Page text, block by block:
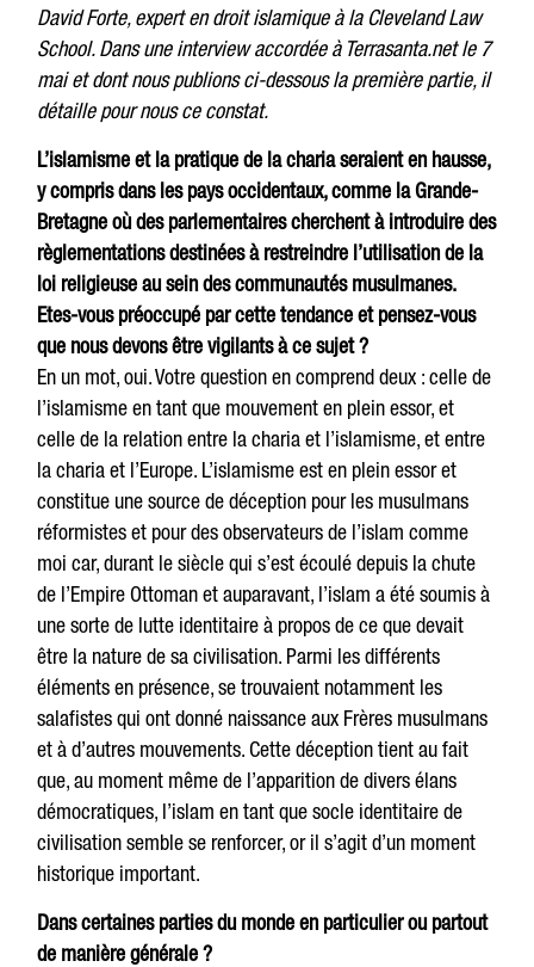
David Forte, expert en droit islamique à la Cleveland Law
School. Dans une interview accordée à Terrasanta.net le 7
mai et dont nous publions ci-dessous la première partie, il
détaille pour nous ce constat.
L’islamisme et la pratique de la charia seraient en hausse,
y compris dans les pays occidentaux, comme la Grande-
Bretagne où des parlementaires cherchent à introduire des
règlementations destinées à restreindre l’utilisation de la
loi religieuse au sein des communautés musulmanes.
Etes-vous préoccupé par cette tendance et pensez-vous
que nous devons être vigilants à ce sujet ?
En un mot, oui. Votre question en comprend deux : celle de
l’islamisme en tant que mouvement en plein essor, et
celle de la relation entre la charia et l’islamisme, et entre
la charia et l’Europe. L’islamisme est en plein essor et
constitue une source de déception pour les musulmans
réformistes et pour des observateurs de l’islam comme
moi car, durant le siècle qui s’est écoulé depuis la chute
de l’Empire Ottoman et auparavant, l’islam a été soumis à
une sorte de lutte identitaire à propos de ce que devait
être la nature de sa civilisation. Parmi les différents
éléments en présence, se trouvaient notamment les
salafistes qui ont donné naissance aux Frères musulmans
et à d’autres mouvements. Cette déception tient au fait
que, au moment même de l’apparition de divers élans
démocratiques, l’islam en tant que socle identitaire de
civilisation semble se renforcer, or il s’agit d’un moment
historique important.
Dans certaines parties du monde en particulier ou partout
de manière générale ?